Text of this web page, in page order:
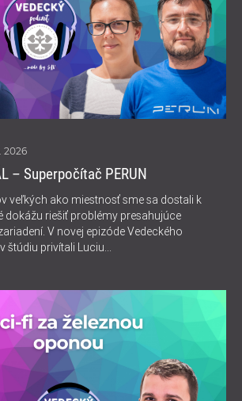
2026
– Superpočítač PERUN
veľkých ako miestnosť sme sa dostali k
dokážu riešiť problémy presahujúce
V novej epizóde Vedeckého
štúdiu privítali Luciu...